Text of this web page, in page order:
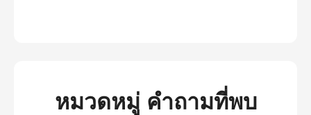
หมวดหมู่ คำถามที่พบ